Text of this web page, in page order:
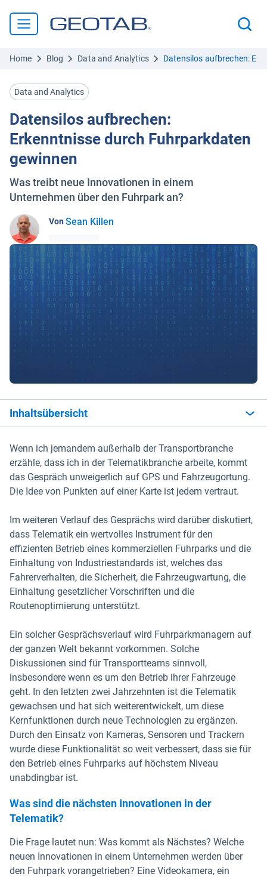
Home Blog Data and Analytics Datensilos aufbrechen:
Data and Analytics
Datensilos aufbrechen:
Erkenntnisse durch Fuhrparkdaten
gewinnen
Was treibt neue Innovationen in einem
Unternehmen über den Fuhrpark an?
VonSean Killen
Inhaltsübersicht
Wenn ich jemandem außerhalb der Transportbranche
erzähle, dass ich in der Telematikbranche arbeite, kommt
das Gespräch unweigerlich auf GPS und Fahrzeugortung.
Die Idee von Punkten auf einer Karte ist jedem vertraut.
Im weiteren Verlauf des Gesprächs wird darüber diskutiert,
dass Telematik ein wertvolles Instrument für den
effizienten Betrieb eines kommerziellen Fuhrparks und die
Einhaltung von Industriestandards ist, welches das
Fahrerverhalten, die Sicherheit, die Fahrzeugwartung, die
Einhaltung gesetzlicher Vorschriften und die
Routenoptimierung unterstützt.
Ein solcher Gesprächsverlauf wird Fuhrparkmanagern auf
der ganzen Welt bekannt vorkommen. Solche
Diskussionen sind für Transportteams sinnvoll,
insbesondere wenn es um den Betrieb ihrer Fahrzeuge
geht. In den letzten zwei Jahrzehnten ist die Telematik
gewachsen und hat sich weiterentwickelt, um diese
Kernfunktionen durch neue Technologien zu ergänzen.
Durch den Einsatz von Kameras, Sensoren und Trackern
wurde diese Funktionalität so weit verbessert, dass sie für
den Betrieb eines Fuhrparks auf höchstem Niveau
unabdingbar ist.
Was sind die nächsten Innovationen in der
Telematik?
Die Frage lautet nun: Was kommt als Nächstes? Welche
neuen Innovationen in einem Unternehmen werden über
den Fuhrpark vorangetrieben? Eine Videokamera, ein